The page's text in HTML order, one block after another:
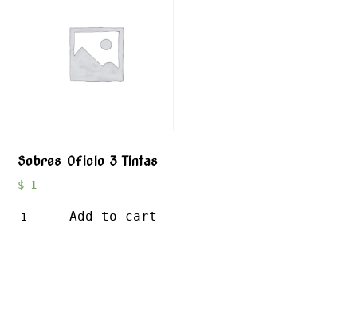
Sobres Oficio 3 Tintas
$1
Add to cart